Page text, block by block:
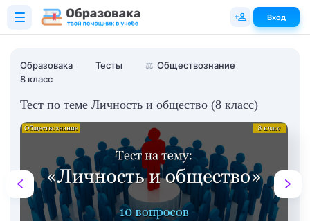
Образовака Тесты ⚖️ Обществознание
8 класс
Тест по теме Личность и общество (8 класс)
Вход